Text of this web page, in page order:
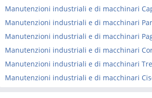
Manutenzioni industriali e di macchinari
Manutenzioni industriali e di macchinari
Manutenzioni industriali e di macchinari
Manutenzioni industriali e di macchinari
Manutenzioni industriali e di macchinari
Manutenzioni industriali e di macchinari